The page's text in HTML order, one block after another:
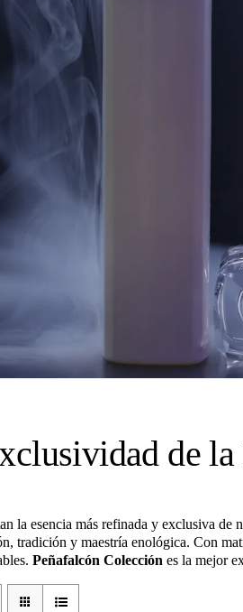
de
la esencia más refinada y exclusiva
tradición y maestría enológica. Con
Peñafalcón Colección es la mejor